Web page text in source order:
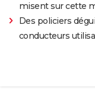
misent sur cette
Des policiers
conducteurs